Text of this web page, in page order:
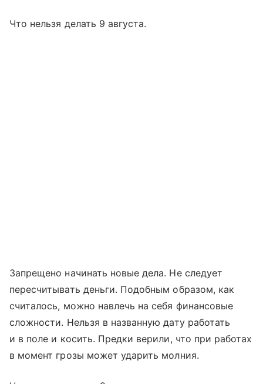
Что нельзя делать 9 августа.
Запрещено начинать новые дела. Не следует
пересчитывать деньги. Подобным образом, как
считалось, можно навлечь на себя финансовые
сложности. Нельзя в названную дату работать
и в поле и косить. Предки верили, что при работах
в момент грозы может ударить молния.